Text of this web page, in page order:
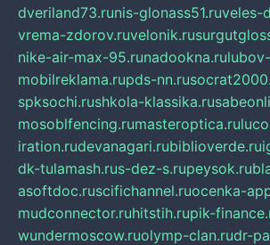
dveriland73.runis-glonass51.ruveles-
vrema-zdorov.ruvelonik.ru
nike-air-max-95.runadookna.ru
mobilreklama.rupds-nn.ru
spksochi.rushkola-klassika.ru
mosoblfencing.rumasteroptica.ru
iration.rudevanagari.rubiblioverde.ru
dk-tulamash.rus-dez-s.rupeysok.ru
asoftdoc.ruscifichannel.ruocenka-
mudconnector.ruhitstih.rupik-
wundermoscow.ruolymp-clan.rudr-